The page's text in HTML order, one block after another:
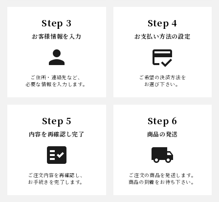
Step 3
お客様情報を入力
person
ご住所・連絡先など、
必要な情報を入力します。
Step 4
お支払い方法の設定
credit_score
ご希望の決済方法を
お選び下さい。
Step 5
内容を再確認し完了
fact_check
ご注文内容を再確認し、
お手続きを完了します。
Step 6
商品の発送
local_shipping
ご注文の商品を発送します。
商品の到着をお待ち下さい。